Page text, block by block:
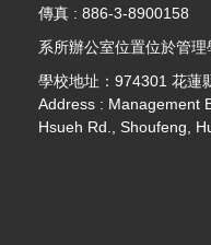
傳真 : 886-3-8900158
系所辦公室位置位於管
學校地址：974301 花蓮
Address : Management
Hsueh Rd., Shoufeng,